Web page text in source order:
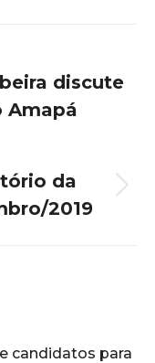
discute
Amapá
da
2019
candidatos para